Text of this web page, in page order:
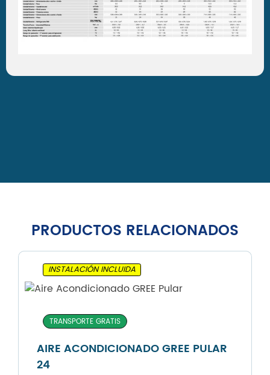
PRODUCTOS RELACIONADOS
INSTALACIÓN INCLUIDA
TRANSPORTE GRATIS
AIRE ACONDICIONADO GREE PULAR
24